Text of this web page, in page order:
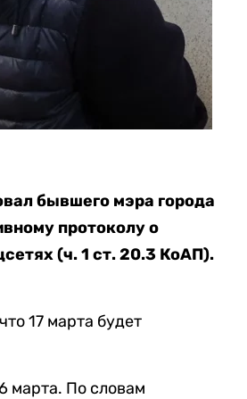
бывшего мэра города
протоколу о
(ч. 1 ст. 20.3 КоАП).
17 марта будет
марта. По словам